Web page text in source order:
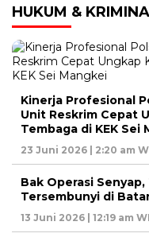
HUKUM &
Kinerja Profesional
Unit Reskrim Cepat
Tembaga di KEK Sei
23 Juni 2026 | 2:20 am
Bak Operasi
Tersembunyi di
13 Juni 2026 | 12:19 am